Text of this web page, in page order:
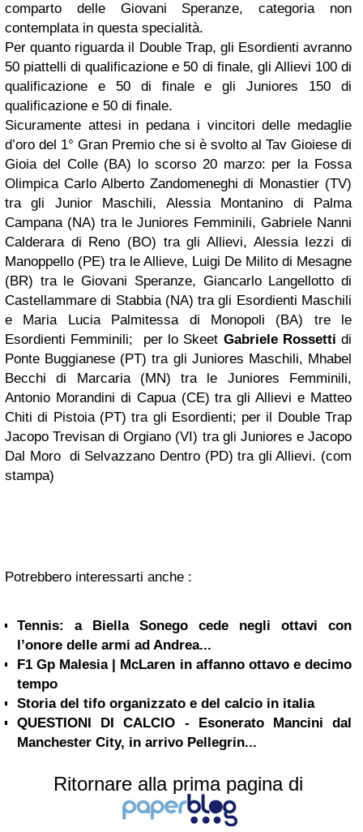
comparto delle Giovani Speranze, categoria non
contemplata in questa specialità.
Per quanto riguarda il Double Trap, gli Esordienti avranno
50 piattelli di qualificazione e 50 di finale, gli Allievi 100 di
qualificazione e 50 di finale e gli Juniores 150 di
qualificazione e 50 di finale.
Sicuramente attesi in pedana i vincitori delle medaglie
d’oro del 1° Gran Premio che si è svolto al Tav Gioiese di
Gioia del Colle (BA) lo scorso 20 marzo: per la Fossa
Olimpica Carlo Alberto Zandomeneghi di Monastier (TV)
tra gli Junior Maschili, Alessia Montanino di Palma
Campana (NA) tra le Juniores Femminili, Gabriele Nanni
Calderara di Reno (BO) tra gli Allievi, Alessia Iezzi di
Manoppello (PE) tra le Allieve, Luigi De Milito di Mesagne
(BR) tra le Giovani Speranze, Giancarlo Langellotto di
Castellammare di Stabbia (NA) tra gli Esordienti Maschili
e Maria Lucia Palmitessa di Monopoli (BA) tre le
Esordienti Femminili; per lo Skeet Gabriele Rossetti di
Ponte Buggianese (PT) tra gli Juniores Maschili, Mhabel
Becchi di Marcaria (MN) tra le Juniores Femminili,
Antonio Morandini di Capua (CE) tra gli Allievi e Matteo
Chiti di Pistoia (PT) tra gli Esordienti; per il Double Trap
Jacopo Trevisan di Orgiano (VI) tra gli Juniores e Jacopo
Dal Moro di Selvazzano Dentro (PD) tra gli Allievi. (com
stampa)
Potrebbero interessarti anche :
Tennis: a Biella Sonego cede negli ottavi con
l’onore delle armi ad Andrea...
F1 Gp Malesia | McLaren in affanno ottavo e decimo
tempo
Storia del tifo organizzato e del calcio in italia
QUESTIONI DI CALCIO - Esonerato Mancini dal
Manchester City, in arrivo Pellegrin...
Ritornare alla prima pagina di